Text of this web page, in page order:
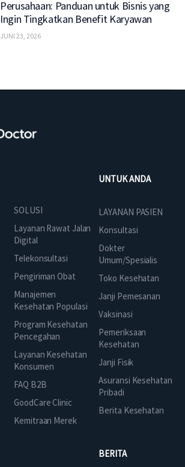
Perusahaan: Panduan untuk Bisnis yang
Ingin Tingkatkan Benefit Karyawan
JUNI 23, 2026
SOLUSI
Layanan Rawat Jalan
Digital
Telekonsultasi
Pengiriman Obat
Manajemen
Kesehatan Populasi
Program Kesehatan
Pencegahan
Layanan Kesehatan
Konsumen
FAQ B2B
GoodCare Clinic
Kemitraan Merek
UNTUK ANDA
LAYANAN PASIEN
Konsultasi
Dokter
Umum/Spesialis
Toko Kesehatan
Janji Pemesanan
Vaksinasi
Pemeriksaan
Kesehatan
Janji Fisik
Asuransi Kesehatan
Pribadi
Berita Kesehatan
BERITA